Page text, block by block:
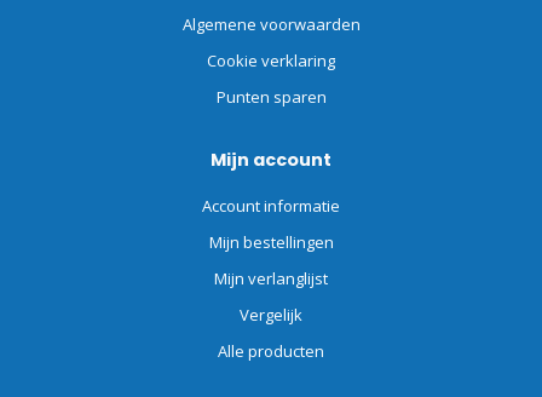
Algemene voorwaarden
Cookie verklaring
Punten sparen
Mijn account
Account informatie
Mijn bestellingen
Mijn verlanglijst
Vergelijk
Alle producten